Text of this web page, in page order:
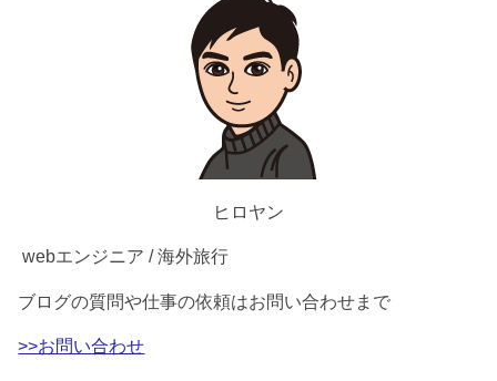
ヒロヤン
webエンジニア / 海外旅行
ブログの質問や仕事の依頼はお問い合わせまで
>>お問い合わせ